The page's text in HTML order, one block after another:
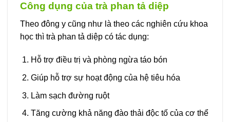
Công dụng của trà phan tả diệp
Theo đông y cũng như là theo các nghiên cứu khoa
học thì trà phan tả diệp có tác dụng:
Hỗ trợ điều trị và phòng ngừa táo bón
Giúp hỗ trợ sự hoạt động của hệ tiêu hóa
Làm sạch đường ruột
Tăng cường khả năng đào thải độc tố của cơ thể